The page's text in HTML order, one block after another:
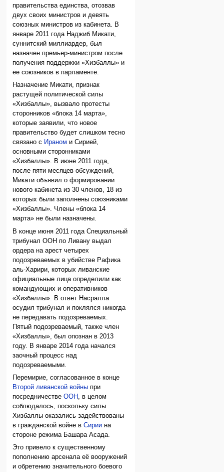
правительства единства, отозвав
двух своих министров и девять
союзных министров из кабинета. В
январе 2011 года Наджиб Микати,
суннитский миллиардер, был
назначен премьер-министром после
получения поддержки «Хизбаллы» и
ее союзников в парламенте.
Назначение Микати, признак
растущей политической силы
«Хизбаллы», вызвало протесты
сторонников «блока 14 марта»,
которые заявили, что новое
правительство будет слишком тесно
связано с Ираном и Сирией,
основными сторонниками
«Хизбаллы». В июне 2011 года,
после пяти месяцев обсуждений,
Микати объявил о формировании
нового кабинета из 30 членов, 18 из
которых были заполнены союзниками
«Хизбаллы». Члены «блока 14
марта» не были назначены.
В конце июня 2011 года Специальный
трибунал ООН по Ливану выдал
ордера на арест четырех
подозреваемых в убийстве Рафика
аль-Харири, которых ливанские
официальные лица определили как
командующих и оперативников
«Хизбаллы». В ответ Насралла
осудил трибунал и поклялся никогда
не передавать подозреваемых.
Пятый подозреваемый, также член
«Хизбаллы», был опознан в 2013
году. В январе 2014 года начался
заочный процесс над
подозреваемыми.
Перемирие, согласованное в конце
Второй ливанской войны при
посредничествеООН, в целом
соблюдалось, поскольку силы
Хизбаллы оказались задействованы
в гражданской войне вСирии на
стороне режима Башара Асада.
Это привело к существенному
пополнению арсенала её вооружений
и обретению значительного боевого